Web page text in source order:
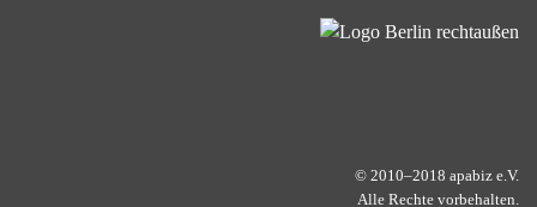
© 2010–2018 apabiz e.V.
Alle Rechte vorbehalten.